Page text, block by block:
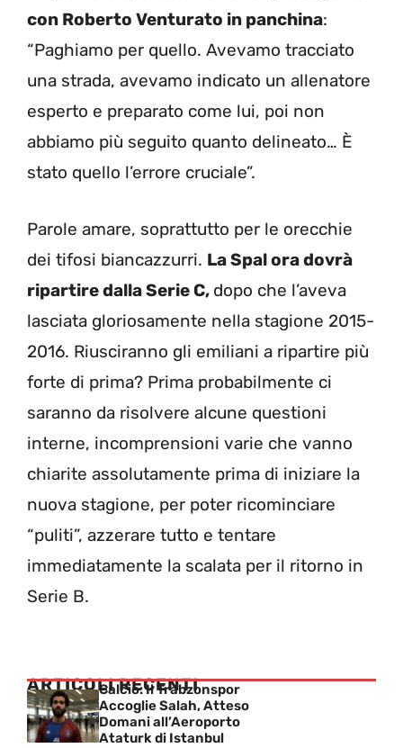
con Roberto Venturato in panchina:
“Paghiamo per quello. Avevamo tracciato
una strada, avevamo indicato un allenatore
esperto e preparato come lui, poi non
abbiamo più seguito quanto delineato… È
stato quello l’errore cruciale”.
Parole amare, soprattutto per le orecchie
dei tifosi biancazzurri. La Spal ora dovrà
ripartire dalla Serie C, dopo che l’aveva
lasciata gloriosamente nella stagione 2015-
2016. Riusciranno gli emiliani a ripartire più
forte di prima? Prima probabilmente ci
saranno da risolvere alcune questioni
interne, incomprensioni varie che vanno
chiarite assolutamente prima di iniziare la
nuova stagione, per poter ricominciare
“puliti”, azzerare tutto e tentare
immediatamente la scalata per il ritorno in
Serie B.
ARTICOLI RECENTI
Calcio: Il Trabzonspor
Accoglie Salah, Atteso
Domani all’Aeroporto
Ataturk di Istanbul